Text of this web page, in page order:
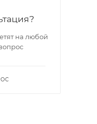
на любой